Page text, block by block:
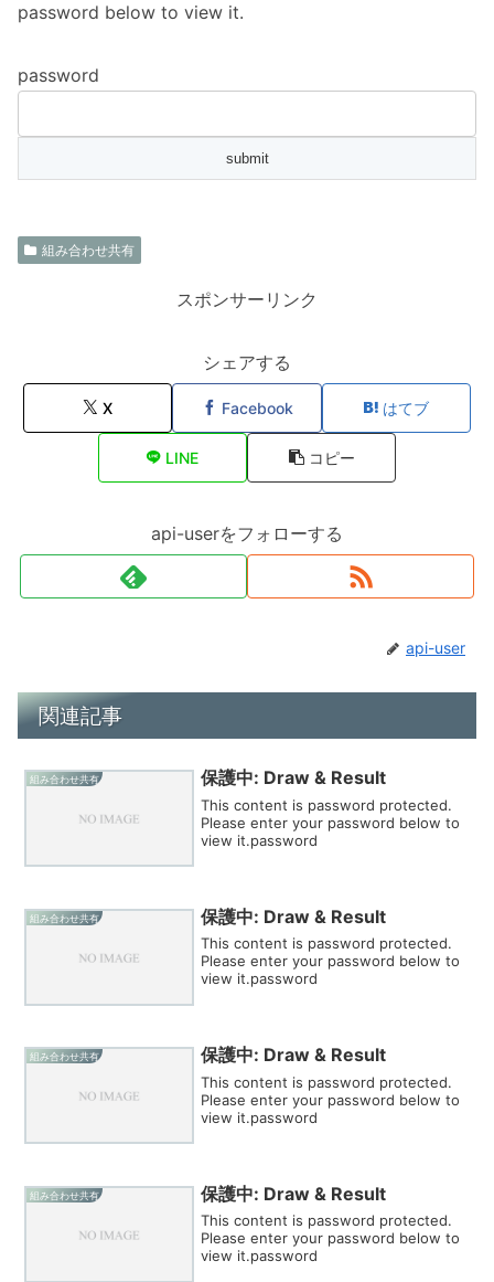
password below to view it.
password
組み合わせ共有
スポンサーリンク
シェアする
X Facebook はてブ
LINE コピー
api-userをフォローする
api-user
関連記事
組み合わせ共有 保護中: Draw & Result
This content is password protected.
Please enter your password below to
view it.password
組み合わせ共有 保護中: Draw & Result
This content is password protected.
Please enter your password below to
view it.password
組み合わせ共有 保護中: Draw & Result
This content is password protected.
Please enter your password below to
view it.password
組み合わせ共有 保護中: Draw & Result
This content is password protected.
Please enter your password below to
view it.password